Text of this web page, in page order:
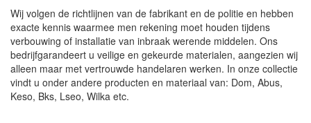
Wij volgen de richtlijnen van de fabrikant en de politie en hebben
exacte kennis waarmee men rekening moet houden tijdens
verbouwing of installatie van inbraak werende middelen. Ons
bedrijfgarandeert u veilige en gekeurde materialen, aangezien wij
alleen maar met vertrouwde handelaren werken. In onze collectie
vindt u onder andere producten en materiaal van: Dom, Abus,
Keso, Bks, Lseo, Wilka etc.